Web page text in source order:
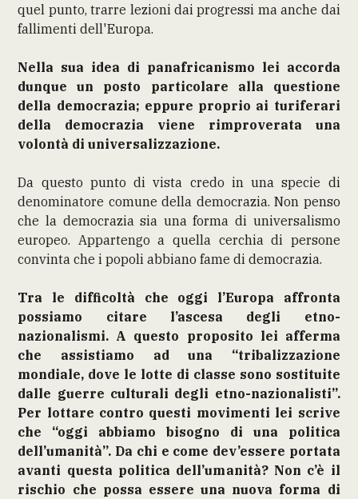
quel punto, trarre lezioni dai progressi ma anche dai
fallimenti dell'Europa.
Nella sua idea di panafricanismo lei accorda
dunque un posto particolare alla questione
della democrazia; eppure proprio ai turiferari
della democrazia viene rimproverata una
volontà di universalizzazione.
Da questo punto di vista credo in una specie di
denominatore comune della democrazia. Non penso
che la democrazia sia una forma di universalismo
europeo. Appartengo a quella cerchia di persone
convinta che i popoli abbiano fame di democrazia.
Tra le difficoltà che oggi l’Europa affronta
possiamo citare l’ascesa degli etno-
nazionalismi. A questo proposito lei afferma
che assistiamo ad una “tribalizzazione
mondiale, dove le lotte di classe sono sostituite
dalle guerre culturali degli etno-nazionalisti”.
Per lottare contro questi movimenti lei scrive
che “oggi abbiamo bisogno di una politica
dell’umanità”. Da chi e come dev’essere portata
avanti questa politica dell’umanità? Non c’è il
rischio che possa essere una nuova forma di